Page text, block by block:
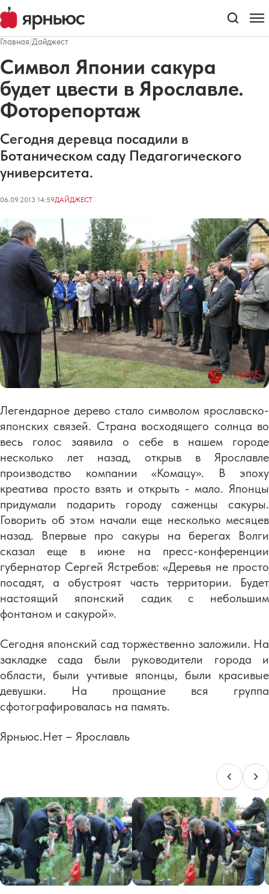
Главная/Дайджест
Символ Японии сакура
будет цвести в Ярославле.
Фоторепортаж
Сегодня деревца посадили в
Ботаническом саду Педагогического
университета.
06.09.2013 14:59ДАЙДЖЕСТ
Легендарное дерево стало символом ярославско-
японских связей. Страна восходящего солнца во
весь голос заявила о себе в нашем городе
несколько лет назад, открыв в Ярославле
производство компании «Комацу». В эпоху
креатива просто взять и открыть - мало. Японцы
придумали подарить городу саженцы сакуры.
Говорить об этом начали еще несколько месяцев
назад. Впервые про сакуры на берегах Волги
сказал еще в июне на пресс-конференции
губернатор Сергей Ястребов: «Деревья не просто
посадят, а обустроят часть территории. Будет
настоящий японский садик с небольшим
фонтаном и сакурой».
Сегодня японский сад торжественно заложили. На
закладке сада были руководители города и
области, были учтивые японцы, были красивые
девушки. На прощание вся группа
сфотографировалась на память.
Ярньюс.Нет – Ярославль